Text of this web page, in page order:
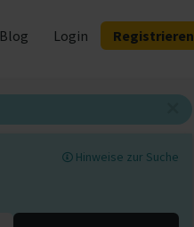
Blog Login Registrieren
Hinweise zur Suche